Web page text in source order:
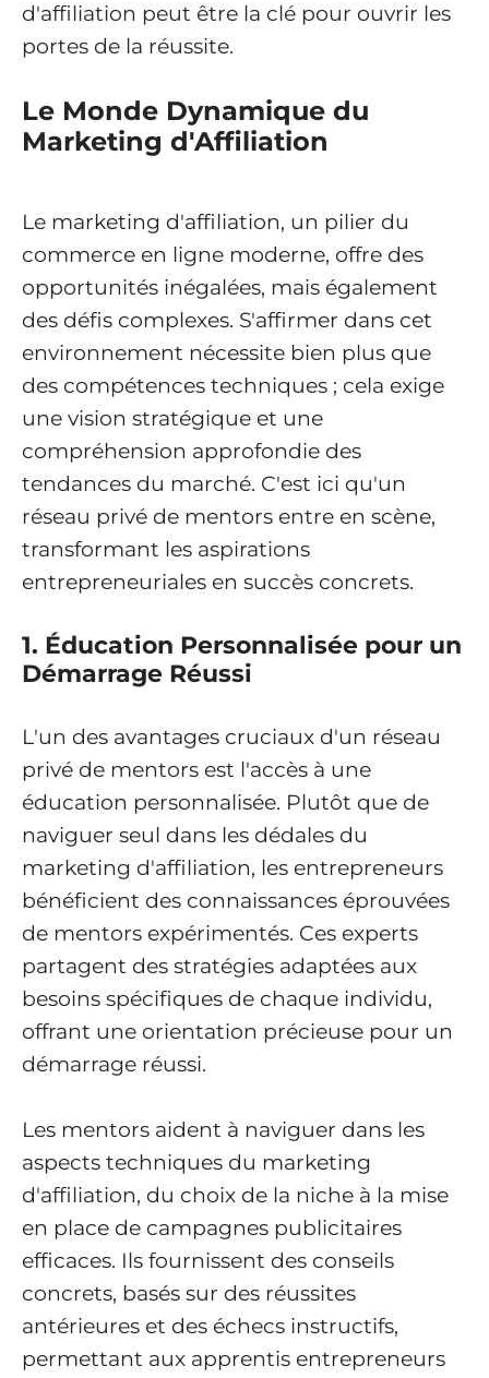
d'affiliation peut être la clé pour ouvrir les
portes de la réussite.
Le Monde Dynamique du
Marketing d'Affiliation
Le marketing d'affiliation, un pilier du
commerce en ligne moderne, offre des
opportunités inégalées, mais également
des défis complexes. S'affirmer dans cet
environnement nécessite bien plus que
des compétences techniques ; cela exige
une vision stratégique et une
compréhension approfondie des
tendances du marché. C'est ici qu'un
réseau privé de mentors entre en scène,
transformant les aspirations
entrepreneuriales en succès concrets.
1. Éducation Personnalisée pour un
Démarrage Réussi
L'un des avantages cruciaux d'un réseau
privé de mentors est l'accès à une
éducation personnalisée. Plutôt que de
naviguer seul dans les dédales du
marketing d'affiliation, les entrepreneurs
bénéficient des connaissances éprouvées
de mentors expérimentés. Ces experts
partagent des stratégies adaptées aux
besoins spécifiques de chaque individu,
offrant une orientation précieuse pour un
démarrage réussi.
Les mentors aident à naviguer dans les
aspects techniques du marketing
d'affiliation, du choix de la niche à la mise
en place de campagnes publicitaires
efficaces. Ils fournissent des conseils
concrets, basés sur des réussites
antérieures et des échecs instructifs,
permettant aux apprentis entrepreneurs